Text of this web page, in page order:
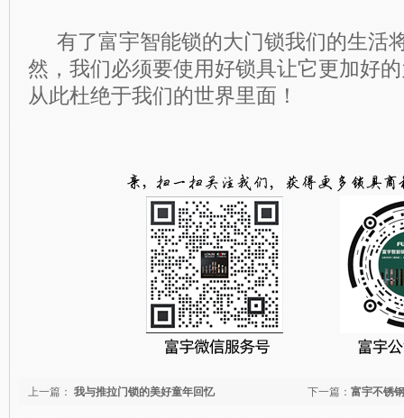
有了富宇智能锁的大门锁我们的生活
然，我们必须要使用好锁具让它更加好
从此杜绝于我们的世界里面！
下一篇： 富宇不锈
上一篇： 我与推拉门锁的美好童年回忆